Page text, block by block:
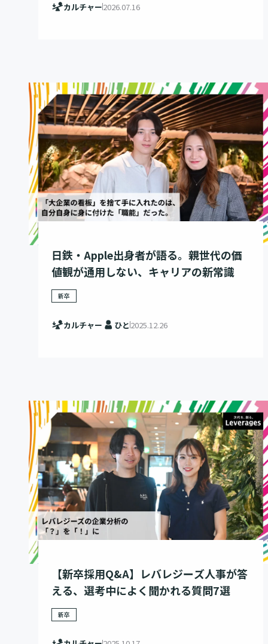
カルチャー2026.07.16
日鉄・Apple出身者が語る。親世代の価
値観が通用しない、キャリアの新常識
新卒
カルチャー ひと 2025.12.26
【新卒採用Q&A】レバレジーズ人事が答
える、選考中によく聞かれる質問7選
新卒